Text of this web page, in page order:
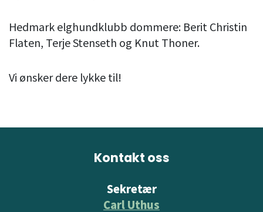
Hedmark elghundklubb dommere: Berit Christin
Flaten, Terje Stenseth og Knut Thoner.
Vi ønsker dere lykke til!
Kontakt oss
Sekretær
Carl Uthus